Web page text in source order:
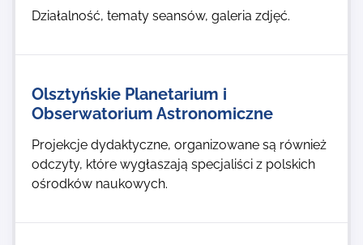
Działalność, tematy seansów, galeria zdjęć.
Olsztyńskie Planetarium i
Obserwatorium Astronomiczne
Projekcje dydaktyczne, organizowane są również
odczyty, które wygłaszają specjaliści z polskich
ośrodków naukowych.